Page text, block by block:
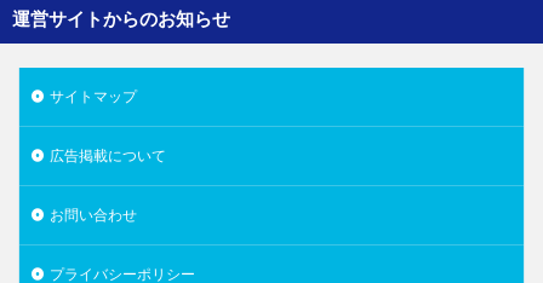
運営サイトからのお知らせ
サイトマップ
広告掲載について
お問い合わせ
プライバシーポリシー